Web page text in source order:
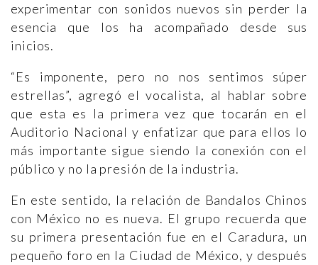
experimentar con sonidos nuevos sin perder la
esencia que los ha acompañado desde sus
inicios.
“Es imponente, pero no nos sentimos súper
estrellas”, agregó el vocalista, al hablar sobre
que esta es la primera vez que tocarán en el
Auditorio Nacional y enfatizar que para ellos lo
más importante sigue siendo la conexión con el
público y no la presión de la industria.
En este sentido, la relación de Bandalos Chinos
con México no es nueva. El grupo recuerda que
su primera presentación fue en el Caradura, un
pequeño foro en la Ciudad de México, y después